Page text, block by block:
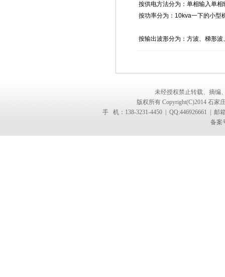
按供电方法分为：单相输入单相
按功率分为：10kva一下的小型
按输出波形分为：方波、梯形波
未经授权禁止转载、摘编
版权所有 Copyright(C)2014 石
手 机：138-3231-4450 | QQ:446926661 | 邮
备案